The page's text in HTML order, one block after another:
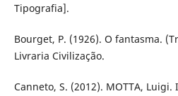
Tipografia].
Bourget, P. (1926). O fantasma.
Livraria Civilização.
Canneto, S. (2012). MOTTA,